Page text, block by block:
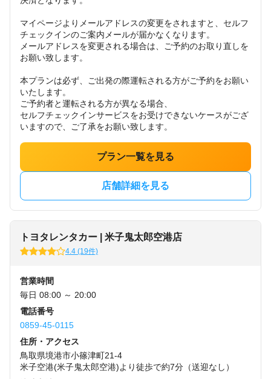
マイページよりメールアドレスの変更をされますと、セルフ
チェックインのご案内メールが届かなくなります。
メールアドレスを変更される場合は、ご予約のお取り直しを
お願い致します。
本プランは必ず、ご出発の際運転される方がご予約をお願い
いたします。
ご予約者と運転される方が異なる場合、
セルフチェックインサービスをお受けできないケースがござ
いますので、ご了承をお願い致します。
プラン一覧を見る
店舗詳細を見る
トヨタレンタカー | 米子鬼太郎空港店
4.4 (19件)
営業時間
毎日 08:00 ～ 20:00
電話番号
0859-45-0115
住所・アクセス
鳥取県境港市小篠津町21-4
米子空港(米子鬼太郎空港)より徒歩で約7分（送迎なし）